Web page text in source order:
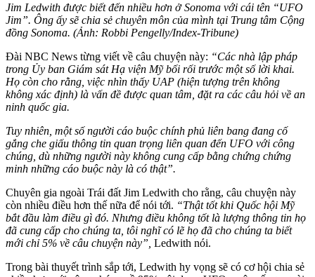
Jim Ledwith được biết đến nhiều hơn ở Sonoma với cái tên “UFO
Jim”. Ông ấy sẽ chia sẻ chuyên môn của mình tại Trung tâm Cộng
đồng Sonoma. (Ảnh: Robbi Pengelly/Index-Tribune)
Đài NBC News từng viết về câu chuyện này: “Các nhà lập pháp
trong Ủy ban Giám sát Hạ viện Mỹbối rối trước một số lời khai.
Họ còn cho rằng, việc nhìn thấy UAP (hiện tượng trên không
không xác định) là vấn đề được quan tâm, đặt ra các câu hỏi về an
ninh quốc gia.
Tuy nhiên, một số người cáo buộc chính phủ liên bang đang cố
gắng che giấu thông tin quan trọng liên quan đến UFO với công
chúng, dù những người này không cung cấp bằng chứng chứng
minh những cáo buộc này là có thật”.
Chuyên gia ngoài Trái đất Jim Ledwith cho rằng, câu chuyện này
còn nhiều điều hơn thế nữa để nói tới. “Thật tốt khi Quốc hội Mỹ
bắt đầu làm điều gì đó. Nhưng điều không tốt là lượng thông tin họ
đã cung cấp cho chúng ta, tôi nghĩ có lẽ họ đã cho chúng ta biết
mới chỉ 5% về câu chuyện này”, Ledwith nói.
Trong bài thuyết trình sắp tới, Ledwith hy vọng sẽ có cơ hội chia sẻ